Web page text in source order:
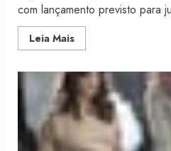
com lançamento previsto para
Leia MaisRead
more
Morena
Rosa
compra
a
Iódice